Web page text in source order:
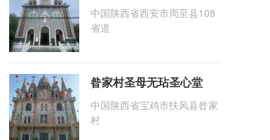
中国陕西省西安市周至县108
省道
昝家村圣母无玷圣心堂
中国陕西省宝鸡市扶风县昝家
村